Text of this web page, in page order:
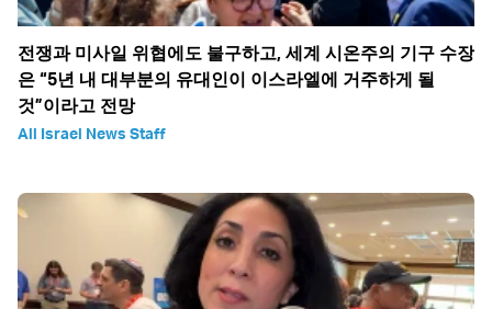
전쟁과 미사일 위협에도 불구하고, 세계 시온주의 기구 수장
은 “5년 내 대부분의 유대인이 이스라엘에 거주하게 될
것”이라고 전망
All Israel News Staff